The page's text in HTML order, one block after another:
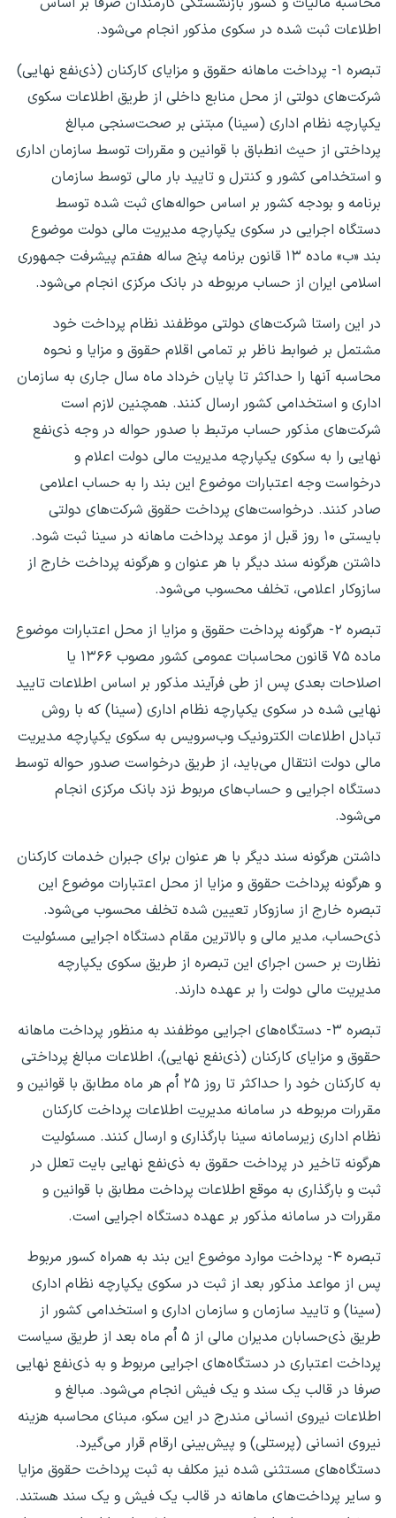
اطلاعات ثبت شده در سکوی مذکور انجام ‌می‌شود.
تبصره ۱- پرداخت ماهانه حقوق و مزایای کارکنان (ذی‌نفع نهایی)
‌شرکت‌های دولتی از محل منابع داخلی از طریق اطلاعات سکوی
یکپارچه نظام اداری (سینا) مبتنی بر صحت‌سنجی مبالغ
پرداختی از حیث انطباق با قوانین و مقررات توسط سازمان اداری
و استخدامی کشور و کنترل و تایید بار مالی توسط سازمان
برنامه و بودجه کشور بر اساس حواله‌های ثبت شده توسط
دستگاه اجرایی در سکوی یکپارچه مدیریت مالی دولت موضوع
بند «ب» ماده ۱۳ قانون برنامه پنج ساله هفتم پیشرفت جمهوری
اسلامی ایران از حساب مربوطه در بانک مرکزی انجام ‌می‌شود.
در این راستا ‌شرکت‌های دولتی موظفند نظام پرداخت خود
مشتمل بر ضوابط ناظر بر تمامی اقلام حقوق و مزایا و نحوه
محاسبه آنها را حداکثر تا پایان خرداد ماه سال جاری به سازمان
اداری و استخدامی کشور ارسال کنند. همچنین لازم است
‌شرکت‌های مذکور حساب مرتبط با صدور حواله در وجه ذی‌نفع
نهایی را به سکوی یکپارچه مدیریت مالی دولت اعلام و
درخواست وجه اعتبارات موضوع این بند را به حساب اعلامی
صادر کنند. درخواست‌های پرداخت حقوق ‌شرکت‌های دولتی
بایستی ۱۰ روز قبل از موعد پرداخت ماهانه در سینا ثبت شود.
داشتن هرگونه سند دیگر با هر عنوان و هرگونه پرداخت خارج از
سازوکار اعلامی، تخلف محسوب می‌شود.
تبصره ۲- هرگونه پرداخت حقوق و مزایا از محل اعتبارات موضوع
ماده ۷۵ قانون محاسبات عمومی کشور مصوب ۱۳۶۶ یا
اصلاحات بعدی پس از طی فرآیند مذکور بر اساس اطلاعات تایید
نهایی شده در سکوی یکپارچه نظام اداری (سینا) که با روش
تبادل اطلاعات الکترونیک وب‌سرویس به سکوی یکپارچه مدیریت
مالی دولت انتقال می‌باید، از طریق درخواست صدور حواله توسط
دستگاه اجرایی و حساب‌های مربوط نزد بانک مرکزی انجام
‌می‌شود.
داشتن هرگونه سند دیگر با هر عنوان برای جبران خدمات کارکنان
و هرگونه پرداخت حقوق و مزایا از محل اعتبارات موضوع این
تبصره خارج از سازوکار تعیین شده تخلف محسوب می‌شود.
ذی‌حساب، مدیر مالی و بالاترین مقام دستگاه اجرایی مسئولیت
نظارت بر حسن اجرای این تبصره از طریق سکوی یکپارچه
مدیریت مالی دولت را بر عهده دارند.
تبصره ۳- دستگاه‌های اجرایی موظفند به منظور پرداخت ماهانه
حقوق و مزایای کارکنان (ذی‌نفع نهایی)، اطلاعات مبالغ پرداختی
به کارکنان خود را حداکثر تا روز ۲۵ اُم هر ماه مطابق با قوانین و
مقررات مربوطه در سامانه مدیریت اطلاعات پرداخت کارکنان
نظام اداری زیرسامانه سینا بارگذاری و ارسال کنند. مسئولیت
هرگونه تاخیر در پرداخت حقوق به ذی‌نفع نهایی بایت تعلل در
ثبت و بارگذاری به موقع اطلاعات پرداخت مطابق با قوانین و
مقررات در سامانه مذکور بر عهده دستگاه اجرایی است.
تبصره ۴- پرداخت موارد موضوع این بند به همراه کسور مربوط
پس از مواعد مذکور بعد از ثبت در سکوی یکپارچه نظام اداری
(سینا) و تایید سازمان و سازمان اداری و استخدامی کشور از
طریق ذی‌حسابان مدیران مالی از ۵ اُم ماه بعد از طریق سیاست
پرداخت اعتباری در دستگاه‌های اجرایی مربوط و به ذی‌نفع نهایی
صرفا در قالب یک سند و یک فیش انجام ‌می‌شود. مبالغ و
اطلاعات نیروی انسانی مندرج در این سکو، مبنای محاسبه هزینه
نیروی انسانی (پرستلی) و پیش‌بینی ارقام قرار می‌گیرد.
دستگاه‌های مستثنی شده نیز مکلف به ثبت پرداخت حقوق مزایا
و سایر ‌پرداخت‌های ماهانه در قالب یک فیش و یک سند هستند.